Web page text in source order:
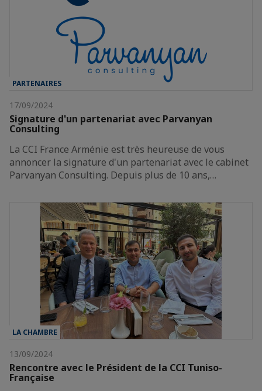
PARTENAIRES
17/09/2024
Signature d'un partenariat avec Parvanyan
Consulting
La CCI France Arménie est très heureuse de vous
annoncer la signature d'un partenariat avec le cabinet
Parvanyan Consulting. Depuis plus de 10 ans,…
LA CHAMBRE
13/09/2024
Rencontre avec le Président de la CCI Tuniso-
Française